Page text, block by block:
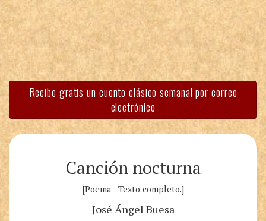
Recibe gratis un cuento clásico semanal por correo
electrónico
Canción nocturna
[Poema - Texto completo.]
José Ángel Buesa